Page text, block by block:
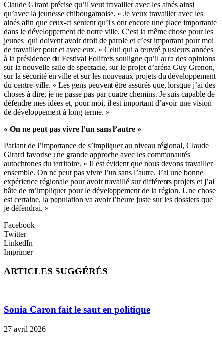
Claude Girard précise qu’il veut travailler avec les ainés ainsi
qu’avec la jeunesse chibougamoise. « Je veux travailler avec les
ainés afin que ceux-ci sentent qu’ils ont encore une place importante
dans le développement de notre ville. C’est la même chose pour les
jeunes qui doivent avoir droit de parole et c’est important pour moi
de travailler pour et avec eux. » Celui qui a œuvré plusieurs années
à la présidence du Festival Folifrets souligne qu’il aura des opinions
sur la nouvelle salle de spectacle, sur le projet d’aréna Guy Grenon,
sur la sécurité en ville et sur les nouveaux projets du développement
du centre-ville. « Les gens peuvent être assurés que, lorsque j’ai des
choses à dire, je ne passe pas par quatre chemins. Je suis capable de
défendre mes idées et, pour moi, il est important d’avoir une vision
de développement à long terme. »
« On ne peut pas vivre l’un sans l’autre »
Parlant de l’importance de s’impliquer au niveau régional, Claude
Girard favorise une grande approche avec les communautés
autochtones du territoire. « Il est évident que nous devons travailler
ensemble. On ne peut pas vivre l’un sans l’autre. J’ai une bonne
expérience régionale pour avoir travaillé sur différents projets et j’ai
hâte de m’impliquer pour le développement de la région. Une chose
est certaine, la population va avoir l’heure juste sur les dossiers que
je défendrai. »
Facebook
Twitter
LinkedIn
Imprimer
ARTICLES SUGGÉRÉS
Sonia Caron fait le saut en politique
27 avril 2026